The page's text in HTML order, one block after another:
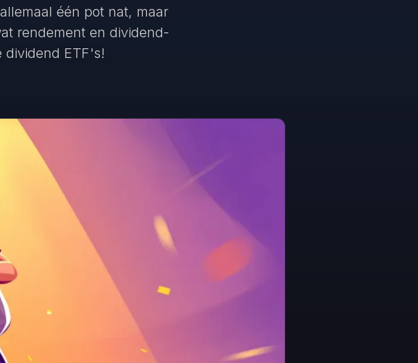
één pot nat, maar
rendement en dividend-
dividend ETF's!